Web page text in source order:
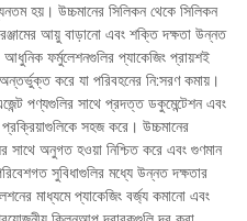
হয়। উচ্চমানের সিলিকন থেকে সিলিকন
আয়ু বাড়ানো এবং শক্তি দক্ষতা উন্নত
ফর্মুলেশনগুলির প্যাকেজিং প্রায়শই
করে যা পরিবহনের নি:সরণ কমায়।
পণ্যগুলির সাথে প্রদত্ত ডকুমেন্টেশন এবং
প্রক্রিয়াগুলিকে সহজ করে। উচ্চমানের
সাথে অনুগত হওয়া নিশ্চিত করে এবং গুণমান
সুবিধাগুলির মধ্যে উন্নত দক্ষতার
মাধ্যমে প্যাকেজিং বর্জ্য কমানো এবং